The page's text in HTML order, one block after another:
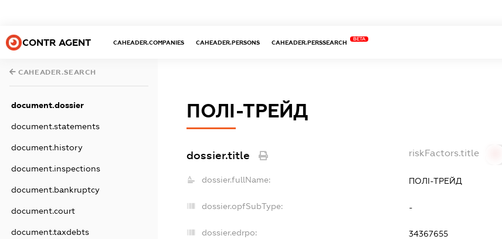
CONTR AGENT CAHEADER.COMPANIES CAHEADER.PERSONS CAHEADER.PERSSEARCH
BETA
CAHEADER.SEARCH
document.dossier
document.statements
document.history
document.inspections
document.bankruptcy
document.court
document.taxdebts
ПОЛІ-ТРЕЙД
dossier.title riskFactors.title
dossier.fullName: ПОЛІ-ТРЕЙД
dossier.opfSubType: -
dossier.edrpo: 34367655